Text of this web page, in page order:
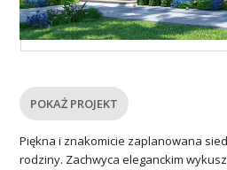
POKAŻ PROJEKT
Piękna i znakomicie zaplanowana
rodziny. Zachwyca eleganckim